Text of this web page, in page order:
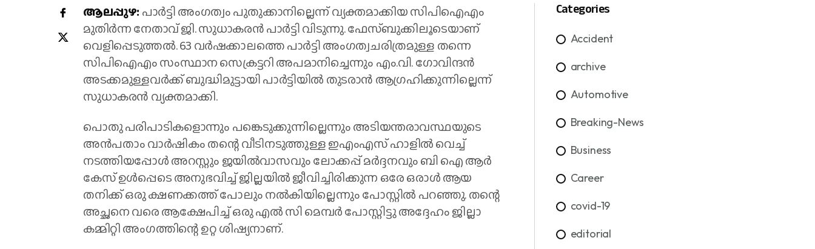
ആലപ്പുഴ: പാര്‍ട്ടി അംഗത്വം പുതുക്കാനില്ലെന്ന് വ്യക്തമാക്കിയ സിപിഐഎം
മുതിര്‍ന്ന നേതാവ് ജി. സുധാകരന്‍ പാര്‍ട്ടി വിടുന്നു. ഫേസ്ബുക്കിലൂടെയാണ്
വെളിപ്പെടുത്തല്‍. 63 വര്‍ഷക്കാലത്തെ പാര്‍ട്ടി അംഗത്വചരിത്രമുള്ള തന്നെ
സിപിഐഎം സംസ്ഥാന സെക്രട്ടറി അപമാനിച്ചെന്നും എം.വി. ഗോവിന്ദന്‍
അടക്കമുള്ളവര്‍ക്ക് ബുദ്ധിമുട്ടായി പാര്‍ട്ടിയില്‍ തുടരാന്‍ ആഗ്രഹിക്കുന്നില്ലെന്ന്
സുധാകരന്‍ വ്യക്തമാക്കി.
പൊതു പരിപാടികളൊന്നും പങ്കെടുക്കുന്നില്ലെന്നും അടിയന്തരാവസ്ഥയുടെ
അന്‍പതാം വാര്‍ഷികം തന്റെ വീടിനടുത്തുള്ള ഇഎംഎസ് ഹാളില്‍ വെച്ച്
നടത്തിയപ്പോള്‍ അറസ്റ്റും ജയില്‍വാസവും ലോക്കപ്പ് മര്‍ദ്ദനവും ബി ഐ ആര്‍
കേസ് ഉള്‍പ്പെടെ അനുഭവിച്ച് ജില്ലയില്‍ ജീവിച്ചിരിക്കുന്ന ഒരേ ഒരാള്‍ ആയ
തനിക്ക് ഒരു ക്ഷണക്കത്ത് പോലും നല്‍കിയില്ലെന്നും പോസ്റ്റില്‍ പറഞ്ഞു. തന്റെ
അച്ഛനെ വരെ ആക്ഷേപിച്ച് ഒരു എല്‍ സി മെമ്പര്‍ പോസ്റ്റിട്ടു അദ്ദേഹം ജില്ലാ
കമ്മിറ്റി അംഗത്തിന്റെ ഉറ്റ ശിഷ്യനാണ്.
Categories
Accident
archive
Automotive
Breaking-News
Business
Career
covid-19
editorial